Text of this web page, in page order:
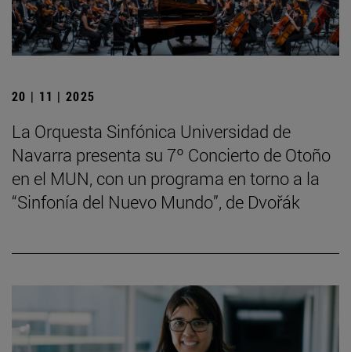
20 | 11 | 2025
La Orquesta Sinfónica Universidad de
Navarra presenta su 7º Concierto de Otoño
en el MUN, con un programa en torno a la
“Sinfonía del Nuevo Mundo”, de Dvořák